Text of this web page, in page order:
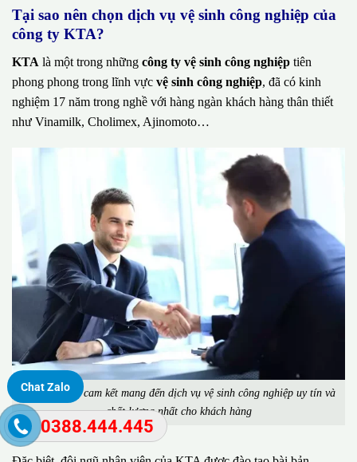
Tại sao nên chọn dịch vụ vệ sinh công nghiệp của
công ty KTA?
KTA là một trong những công ty vệ sinh công nghiệp tiên
phong phong trong lĩnh vực vệ sinh công nghiệp, đã có kinh
nghiệm 17 năm trong nghề với hàng ngàn khách hàng thân thiết
như Vinamilk, Cholimex, Ajinomoto…
Công ty KTA cam kết mang đến dịch vụ vệ sinh công nghiệp uy tín và
chất lượng nhất cho khách hàng
Chat Zalo
0388.444.445